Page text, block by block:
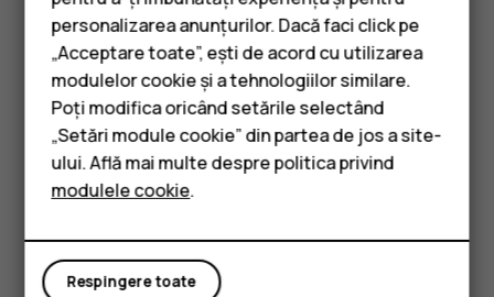
Smartphone-uri
Telefoane clasice
Accesorii
Tablete
mobilă. Dezactivați pe telefon scanarea după rețele
wireless disponibile. AtingețiSetări>Rețea și
internet>Wi-Fiși dezactivațiUtilizare Wi-Fi. Dacă
ascultați muzică sau utilizați o altă funcție a
telefonului, dar nu doriți să recepționați sau să
efectuați apeluri, activați modul Avion. Atingeți
Setări> Rețea și internet
dezactivează caracteristicile wireless ale
dispozitivului.
personalizarea anunțurilor. Dacă faci click pe
„Acceptare toate”, ești de acord cu utilizarea
modulelor cookie și a tehnologiilor similare.
Poți modifica oricând setările selectând
„Setări module cookie” din partea de jos a site-
ului. Află mai multe despre politica privind
modulele cookie.
Respingere toate